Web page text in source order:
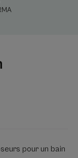
pour un bain